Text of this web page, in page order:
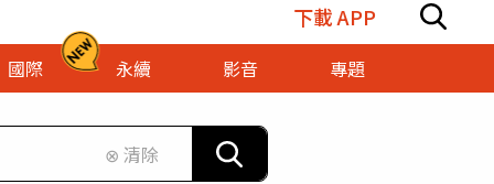
下載 APP
國際 永續 影音
專題
⊗ 清除